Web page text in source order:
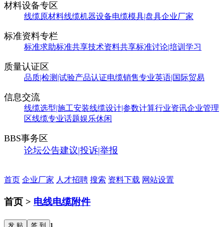
材料设备专区
线缆原材料线缆机器设备电缆模具|盘具企业厂家
标准资料专栏
标准求助标准共享技术资料共享标准讨论|培训学习
质量认证区
品质|检测|试验产品认证电缆销售专业英语|国际贸易
信息交流
线缆选型|施工安装线缆设计|参数计算行业资讯企业管理
区线缆专业话题娱乐休闲
BBS事务区
论坛公告建议|投诉|举报
首页 企业厂家 人才招聘 搜索 资料下载 网站设置
首页 > 电线电缆附件
发 贴 签 到 1